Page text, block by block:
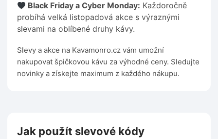
Black Friday a Cyber Monday: Každoročně
probíhá velká listopadová akce s výraznými
slevami na oblíbené druhy kávy.
Slevy a akce na Kavamonro.cz vám umožní
nakupovat špičkovou kávu za výhodné ceny. Sledujte
novinky a získejte maximum z každého nákupu.
Jak použít slevové kódy